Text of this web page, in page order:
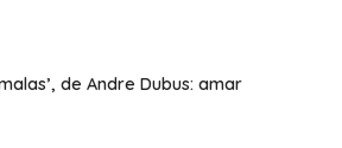
de Andre Dubus: amar